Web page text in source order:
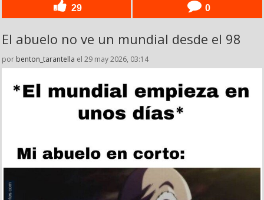
29 0
El abuelo no ve un mundial desde el 98
por benton_tarantella el 29 may 2026, 03:14